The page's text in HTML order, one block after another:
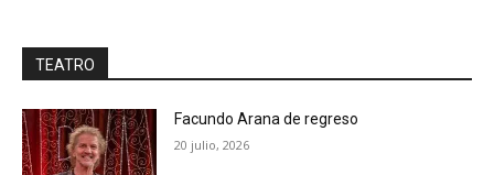
TEATRO
Facundo Arana de regreso
20 julio, 2026